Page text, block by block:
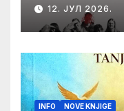
u
12. ЈУЛ 2026.
INFO NOVE KNJIGE